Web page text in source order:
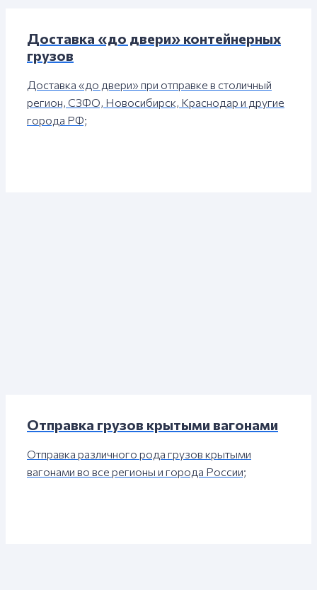
Доставка «до двери» контейнерных
грузов
Доставка «до двери» при отправке в столичный
регион, CЗФО, Новосибирск, Краснодар и другие
города РФ;
Отправка грузов крытыми вагонами
Отправка различного рода грузов крытыми
вагонами во все регионы и города России;